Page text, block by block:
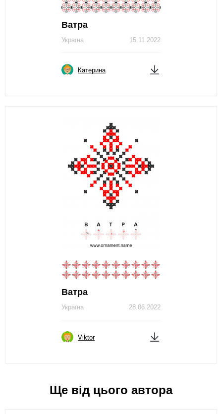
Ватра
15.11.2022
Україна
Катерина
Ватра
28.06.2022
Україна
Viktor
Ще від цього автора